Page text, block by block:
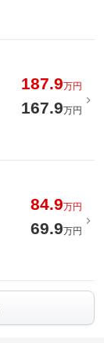
187.9万円
167.9万円
84.9万円
69.9万円